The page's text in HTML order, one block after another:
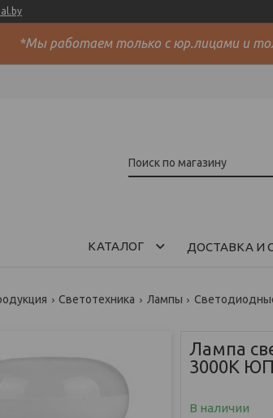
*Мы работаем только с юр.лицами и
КАТАЛОГ ДОСТАВКА И
Светотехника Лампы
Лампа
3000К
В наличии